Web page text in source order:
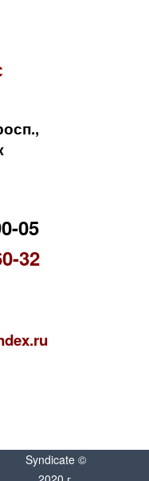
05
32
Syndicate ©